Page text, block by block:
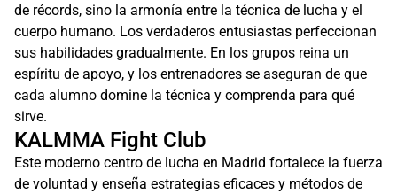
de récords, sino la armonía entre la técnica de lucha y el
cuerpo humano. Los verdaderos entusiastas perfeccionan
sus habilidades gradualmente. En los grupos reina un
espíritu de apoyo, y los entrenadores se aseguran de que
cada alumno domine la técnica y comprenda para qué
sirve.
KALMMA Fight Club
Este moderno centro de lucha en Madrid fortalece la fuerza
de voluntad y enseña estrategias eficaces y métodos de